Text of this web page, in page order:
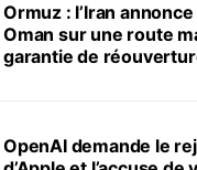
Ormuz : l’Iran
Oman sur une route
garantie de
OpenAI demande le